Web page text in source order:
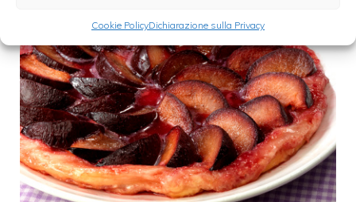
Cookie PolicyDichiarazione sulla Privacy